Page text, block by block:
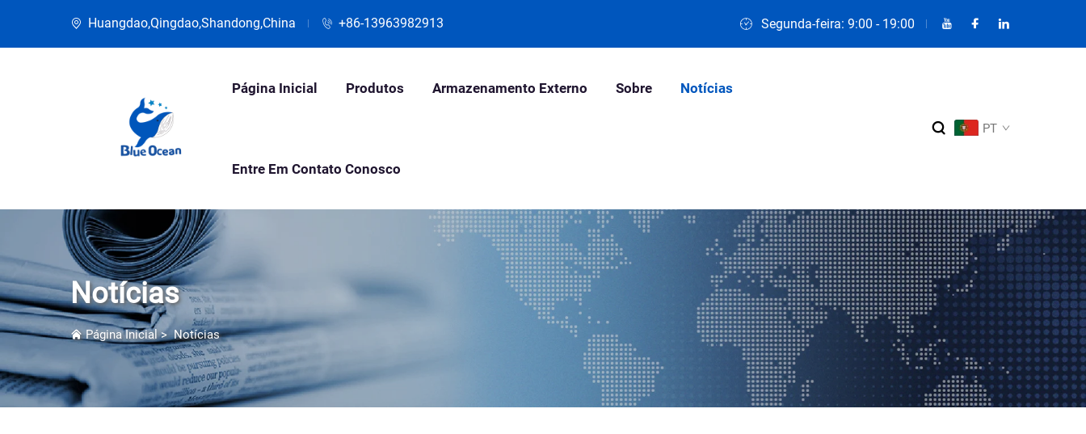
Huangdao,Qingdao,Shandong,China +86-13963982913 Segunda-feira: 9:00 - 19:00
Página Inicial Produtos Armazenamento Externo Sobre Notícias
Entre Em Contato Conosco
PT
Notícias
Página Inicial>Notícias